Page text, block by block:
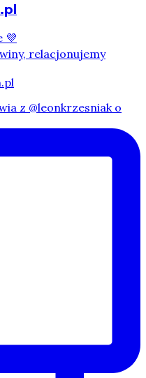
💜
relacjonujemy
z @leonkrzesniak o